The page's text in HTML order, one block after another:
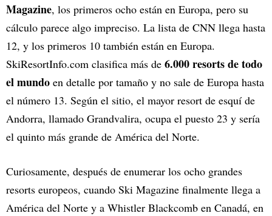
Magazine, los primeros ocho están en Europa, pero su
cálculo parece algo impreciso. La lista de CNN llega hasta
12, y los primeros 10 también están en Europa.
SkiResortInfo.com clasifica más de 6.000 resorts de todo
el mundo en detalle por tamaño y no sale de Europa hasta
el número 13. Según el sitio, el mayor resort de esquí de
Andorra, llamado Grandvalira, ocupa el puesto 23 y sería
el quinto más grande de América del Norte.
Curiosamente, después de enumerar los ocho grandes
resorts europeos, cuando Ski Magazine finalmente llega a
América del Norte y a Whistler Blackcomb en Canadá, en